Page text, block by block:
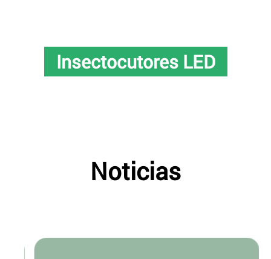
Insectocutores LED
Noticias